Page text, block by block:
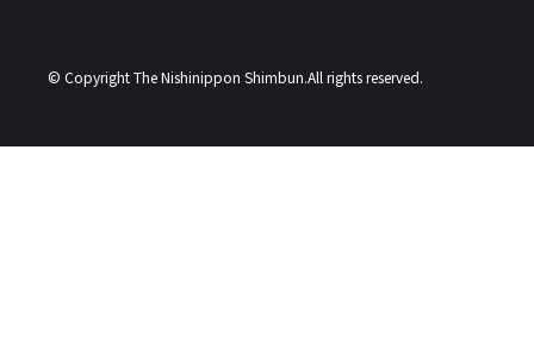
© Copyright The Nishinippon Shimbun.All rights reserved.